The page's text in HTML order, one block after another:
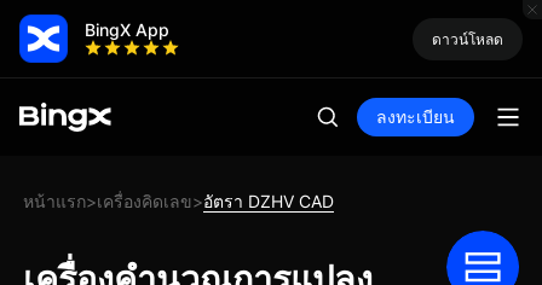
BingX App ดาวน์โหลด
ลงทะเบียน
หน้าแรก>เครื่องคิดเลข>อัตรา DZHV CAD